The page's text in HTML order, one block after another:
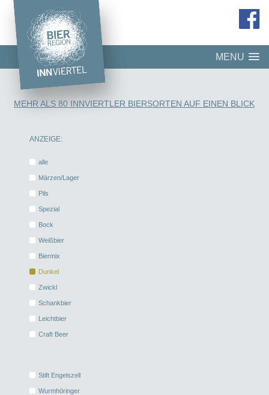
MENU
MEHR ALS 80 INNVIERTLER BIERSORTEN AUF EINEN BLICK
ANZEIGE:
alle
Märzen/Lager
Pils
Spezial
Bock
Weißbier
Biermix
Dunkel
Zwickl
Schankbier
Leichtbier
Craft Beer
Stift Engelszell
Wurmhöringer